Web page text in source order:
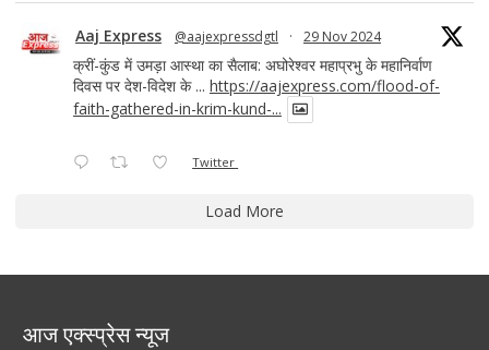
Aaj Express @aajexpressdgtl · 29 Nov 2024
क्रीं-कुंड में उमड़ा आस्था का सैलाब: अघोरेश्वर महाप्रभु के महानिर्वाण
दिवस पर देश-विदेश के ... https://aajexpress.com/flood-of-
faith-gathered-in-krim-kund-...
Twitter
Load More
आज एक्स्प्रेस न्यूज